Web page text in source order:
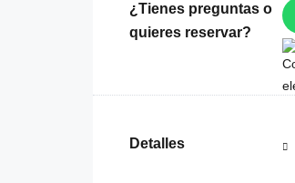
¿Tienes preguntas o
quieres reservar?
Detalles